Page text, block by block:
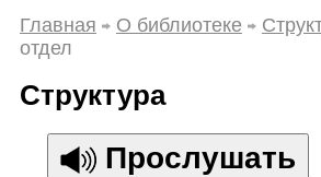
Главная О библиотеке
отдел
Структура
Прослушать